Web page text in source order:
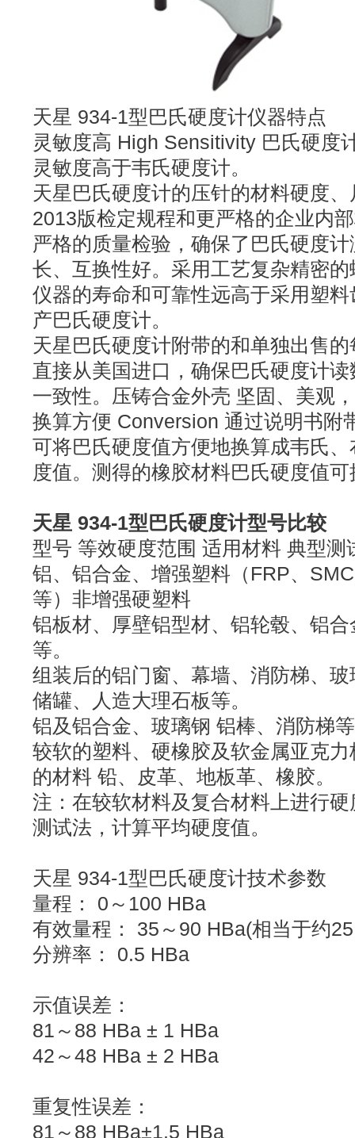
天星 934-1型巴氏硬度计仪器特点
灵敏度高 High Sensitivity 巴氏硬度
灵敏度高于韦氏硬度计。
天星巴氏硬度计的压针的材料硬度
2013版检定规程和更严格的企业内
严格的质量检验，确保了巴氏硬度
长、互换性好。采用工艺复杂精密
仪器的寿命和可靠性远高于采用塑
产巴氏硬度计。
天星巴氏硬度计附带的和单独出售
直接从美国进口，确保巴氏硬度计
一致性。压铸合金外壳 坚固、美观
换算方便 Conversion 通过说明书附
可将巴氏硬度值方便地换算成韦氏
度值。测得的橡胶材料巴氏硬度值
天星 934-1型巴氏硬度计型号比较
型号 等效硬度范围 适用材料 典型测
铝、铝合金、增强塑料（FRP、
等）非增强硬塑料
铝板材、厚壁铝型材、铝轮毂、铝
等。
组装后的铝门窗、幕墙、消防梯、
储罐、人造大理石板等。
铝及铝合金、玻璃钢 铝棒、消防梯
较软的塑料、硬橡胶及软金属亚克
的材料 铅、皮革、地板革、橡胶。
注：在较软材料及复合材料上进行
测试法，计算平均硬度值。
天星 934-1型巴氏硬度计技术参数
量程： 0～100 HBa
有效量程： 35～90 HBa(相当于约
分辨率： 0.5 HBa
示值误差：
81～88 HBa ± 1 HBa
42～48 HBa ± 2 HBa
重复性误差：
81～88 HBa±1.5 HBa